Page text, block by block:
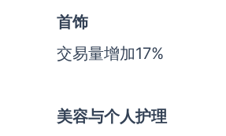
首饰
交易量增加17%
美容与个人护理